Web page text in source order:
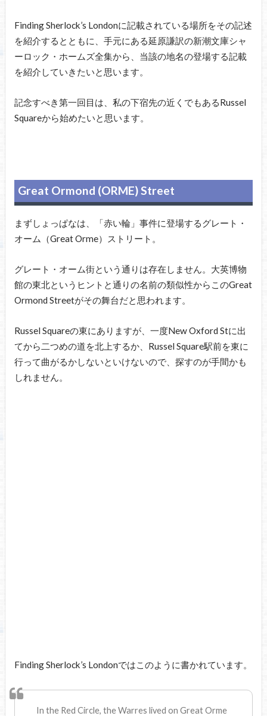
Finding Sherlock’s Londonに記載されている場所をその記述
を紹介するとともに、手元にある延原謙訳の新潮文庫シャ
ーロック・ホームズ全集から、当該の地名の登場する記載
を紹介していきたいと思います。
記念すべき第一回目は、私の下宿先の近くでもあるRussel
Squareから始めたいと思います。
Great Ormond (ORME) Street
まずしょっぱなは、「赤い輪」事件に登場するグレート・
オーム（Great Orme）ストリート。
グレート・オーム街という通りは存在しません。大英博物
館の東北というヒントと通りの名前の類似性からこのGreat
Ormond Streetがその舞台だと思われます。
Russel Squareの東にありますが、一度New Oxford Stに出
てから二つめの道を北上するか、Russel Square駅前を東に
行って曲がるかしないといけないので、探すのが手間かも
しれません。
Finding Sherlock’s Londonではこのように書かれています。
In the Red Circle, the Warres lived on Great Orme